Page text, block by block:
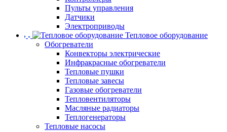
Пульты управления
Датчики
Электроприводы
Тепловое оборудование
Обогреватели
Конвекторы электрические
Инфракрасные обогреватели
Тепловые пушки
Тепловые завесы
Газовые обогреватели
Тепловентиляторы
Масляные радиаторы
Теплогенераторы
Тепловые насосы